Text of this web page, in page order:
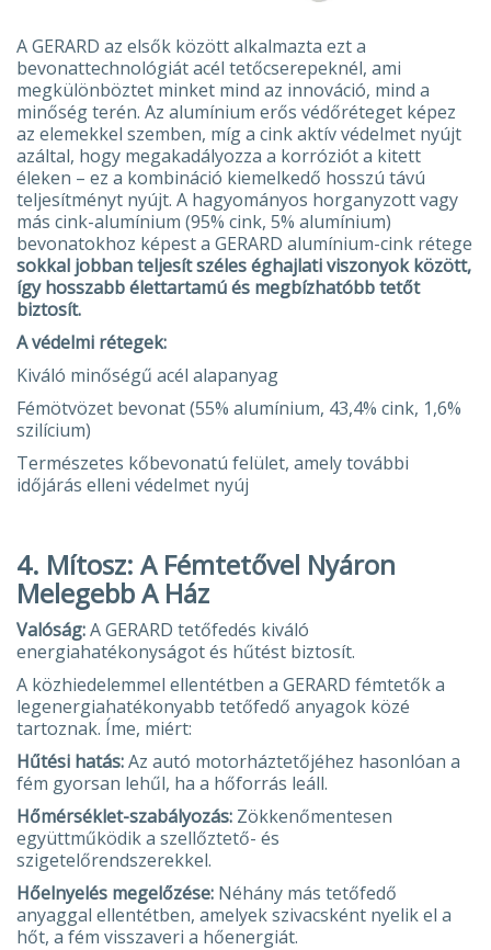
A GERARD az elsők között alkalmazta ezt a
bevonattechnológiát acél tetőcserepeknél, ami
megkülönböztet minket mind az innováció, mind a
minőség terén. Az alumínium erős védőréteget képez
az elemekkel szemben, míg a cink aktív védelmet nyújt
azáltal, hogy megakadályozza a korróziót a kitett
éleken – ez a kombináció kiemelkedő hosszú távú
teljesítményt nyújt. A hagyományos horganyzott vagy
más cink-alumínium (95% cink, 5% alumínium)
bevonatokhoz képest a GERARD alumínium-cink rétege
sokkal jobban teljesít széles éghajlati viszonyok között,
így hosszabb élettartamú és megbízhatóbb tetőt
biztosít.
A védelmi rétegek:
Kiváló minőségű acél alapanyag
Fémötvözet bevonat (55% alumínium, 43,4% cink, 1,6%
szilícium)
Természetes kőbevonatú felület, amely további
időjárás elleni védelmet nyúj
4. Mítosz: A Fémtetővel Nyáron
Melegebb A Ház
Valóság:A GERARD tetőfedés kiváló
energiahatékonyságot és hűtést biztosít.
A közhiedelemmel ellentétben a GERARD fémtetők a
legenergiahatékonyabb tetőfedő anyagok közé
tartoznak. Íme, miért:
Hűtési hatás:Az autó motorháztetőjéhez hasonlóan a
fém gyorsan lehűl, ha a hőforrás leáll.
Hőmérséklet-szabályozás: Zökkenőmentesen
együttműködik a szellőztető- és
szigetelőrendszerekkel.
Hőelnyelés megelőzése: Néhány más tetőfedő
anyaggal ellentétben, amelyek szivacsként nyelik el a
hőt, a fém visszaveri a hőenergiát.